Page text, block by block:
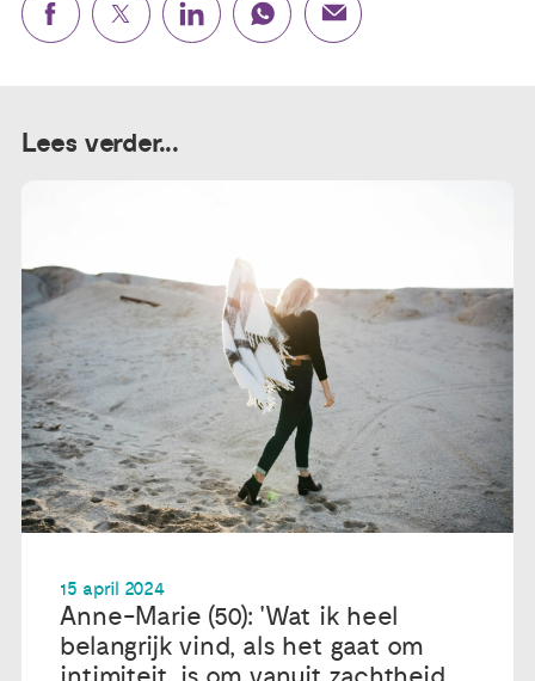
Lees verder...
15 april 2024
Anne-Marie (50): 'Wat ik heel
belangrijk vind, als het gaat om